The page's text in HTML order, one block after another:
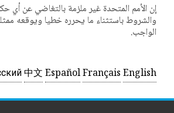
إن الأمم المتحدة غير ملزمة بالتغاضي عن أي
والشروط باستثناء ما يحرره خطيا ويوقعه
الواجب.
English
Français
Español
中文